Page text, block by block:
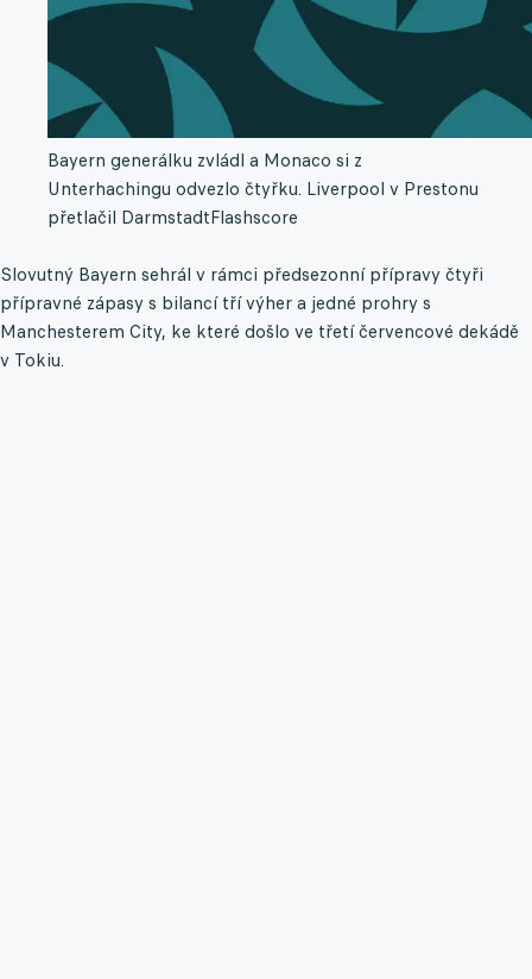
Bayern generálku zvládl a Monaco si z
Unterhachingu odvezlo čtyřku. Liverpool v Prestonu
přetlačil DarmstadtFlashscore
Slovutný Bayern sehrál v rámci předsezonní přípravy čtyři
přípravné zápasy s bilancí tří výher a jedné prohry s
Manchesterem City, ke které došlo ve třetí červencové dekádě
v Tokiu.